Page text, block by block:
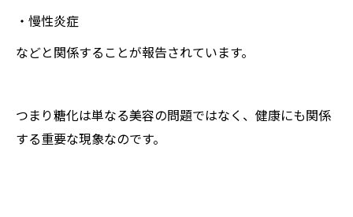
・慢性炎症
などと関係することが報告されています。
つまり糖化は単なる美容の問題ではなく、健康にも関係
する重要な現象なのです。